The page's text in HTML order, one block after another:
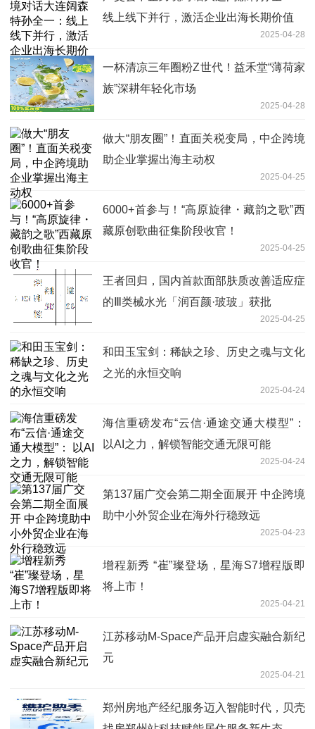
线上线下并行，激活企业出海长期价值
2025-04-28
一杯清凉三年圈粉Z世代！益禾堂“薄荷家
族”深耕年轻化市场
2025-04-28
做大“朋友圈”！直面关税变局，中企跨境
助企业掌握出海主动权
2025-04-25
6000+首参与！“高原旋律・藏韵之歌”西
藏原创歌曲征集阶段收官！
2025-04-25
王者回归，国内首款面部肤质改善适应症
的Ⅲ类械水光「润百颜·玻玻」获批
2025-04-25
和田玉宝剑：稀缺之珍、历史之魂与文化
之光的永恒交响
2025-04-24
海信重磅发布“云信·通途交通大模型”：
以AI之力，解锁智能交通无限可能
2025-04-24
第137届广交会第二期全面展开 中企跨境
助中小外贸企业在海外行稳致远
2025-04-23
增程新秀 “崔”璨登场，星海S7增程版即
将上市！
2025-04-21
江苏移动M-Space产品开启虚实融合新纪
元
2025-04-21
郑州房地产经纪服务迈入智能时代，贝壳